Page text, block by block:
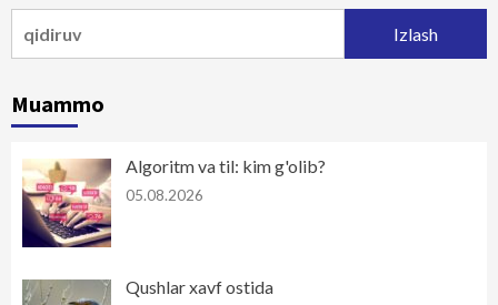
Muammo
Algoritm va til: kim g'olib?
05.08.2026
Qushlar xavf ostida